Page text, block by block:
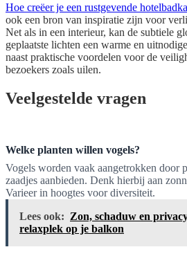
Hoe creëer je een rustgevende
ook een bron van inspiratie zijn voor
Net als in een interieur, kan de subtiele
geplaatste lichten een warme en
naast praktische voordelen voor de
bezoekers zoals uilen.
Veelgestelde vragen
Welke planten willen vogels?
Vogels worden vaak aangetrokken door
zaadjes aanbieden. Denk hierbij aan
Varieer in hoogtes voor diversiteit.
Lees ook: Zon, schaduw en
relaxplek op je balkon